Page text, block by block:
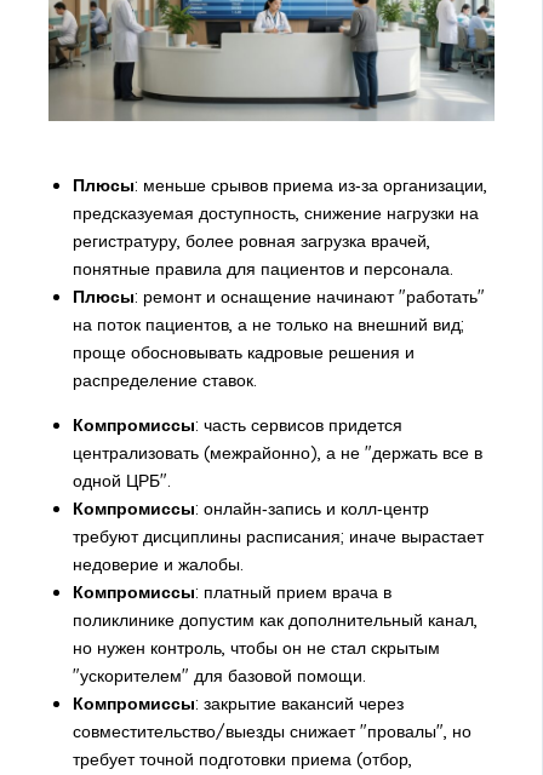
Плюсы: меньше срывов приема из‑за организации,
предсказуемая доступность, снижение нагрузки на
регистратуру, более ровная загрузка врачей,
понятные правила для пациентов и персонала.
Плюсы: ремонт и оснащение начинают "работать"
на поток пациентов, а не только на внешний вид;
проще обосновывать кадровые решения и
распределение ставок.
Компромиссы: часть сервисов придется
централизовать (межрайонно), а не "держать все в
одной ЦРБ".
Компромиссы: онлайн‑запись и колл‑центр
требуют дисциплины расписания; иначе вырастает
недоверие и жалобы.
Компромиссы: платный прием врача в
поликлинике допустим как дополнительный канал,
но нужен контроль, чтобы он не стал скрытым
"ускорителем" для базовой помощи.
Компромиссы: закрытие вакансий через
совместительство/выезды снижает "провалы", но
требует точной подготовки приема (отбор,